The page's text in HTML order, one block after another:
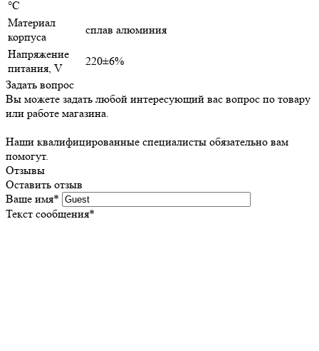
°C
Материал
корпуса
сплав алюминия
Напряжение
питания, V
220±6%
Задать вопрос
Вы можете задать любой интересующий вас вопрос по товару
или работе магазина.
Наши квалифицированные специалисты обязательно вам
помогут.
Отзывы
Оставить отзыв
Ваше имя*
Текст сообщения*